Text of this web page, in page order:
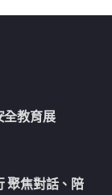
全教育展
聚焦對話、陪